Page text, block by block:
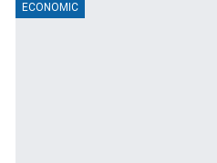
ECONOMIC